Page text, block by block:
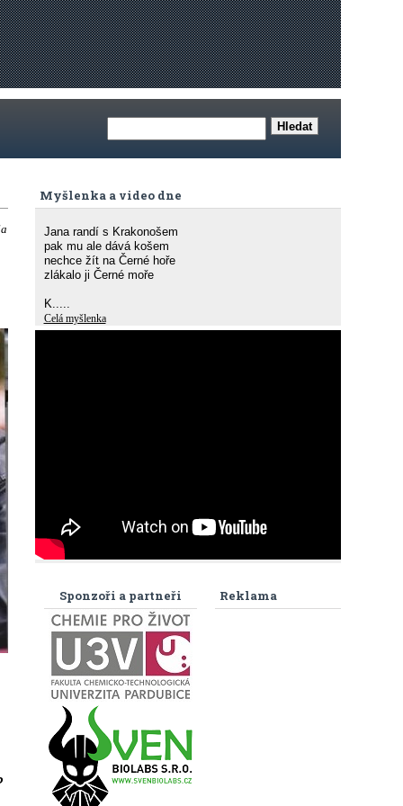
Myšlenka a video dne
Jana randí s Krakonošem
pak mu ale dává košem
nechce žít na Černé hoře
zlákalo ji Černé moře
K.....
Celá myšlenka
Reklama
Sponzoři a partneři